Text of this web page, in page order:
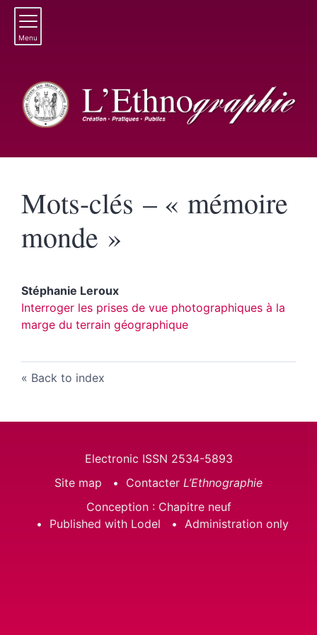
Menu
Mots-clés – « mémoire
monde »
Stéphanie Leroux
Interroger les prises de vue photographiques à la
marge du terrain géographique
Back to index
Electronic ISSN 2534-5893
Site map
Contacter L’Ethnographie
Conception : Chapitre neuf
Published with Lodel
Administration only